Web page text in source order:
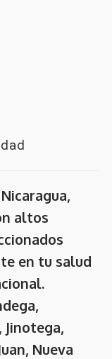
altos
en tu salud
Jinotega,
Nueva